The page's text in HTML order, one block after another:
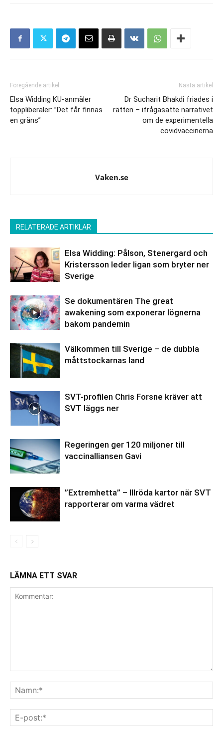
Föregående artikel
Elsa Widding KU-anmäler
toppliberaler: ”Det får finnas
en gräns”
Nästa artikel
Dr Sucharit Bhakdi friades i
rätten – ifrågasatte narrativet
om de experimentella
covidvaccinerna
Vaken.se
RELATERADE ARTIKLAR
Elsa Widding: Pålson, Stenergard och
Kristersson leder ligan som bryter ner
Sverige
Se dokumentären The great
awakening som exponerar lögnerna
bakom pandemin
Välkommen till Sverige – de dubbla
måttstockarnas land
SVT-profilen Chris Forsne kräver att
SVT läggs ner
Regeringen ger 120 miljoner till
vaccinalliansen Gavi
”Extremhetta” – Illröda kartor när SVT
rapporterar om varma vädret
LÄMNA ETT SVAR